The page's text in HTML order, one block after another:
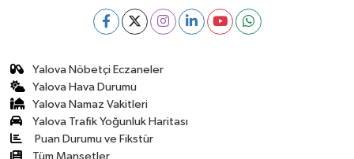
Yalova Nöbetçi Eczaneler
Yalova Hava Durumu
Yalova Namaz Vakitleri
Yalova Trafik Yoğunluk Haritası
Puan Durumu ve Fikstür
Tüm Manşetler